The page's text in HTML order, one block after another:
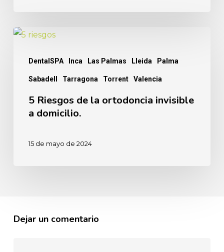
DentalSPA Inca Las Palmas Lleida Palma
Sabadell Tarragona Torrent Valencia
5
ortodoncia
invisible
domicilio.
5 Riesgos de la ortodoncia invisible
a domicilio.
15 de mayo de 2024
Dejar un comentario